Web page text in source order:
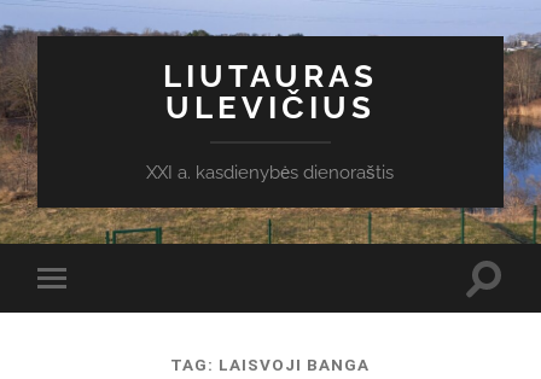
LIUTAURAS
ULEVIČIUS
XXI a. kasdienybės dienoraštis
Toggle
mobile
TAG: LAISVOJI BANGA